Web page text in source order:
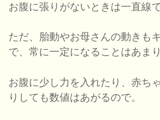
お腹に張りがないときは一直線
ただ、胎動やお母さんの動きも
で、常に一定になることはあま
お腹に少し力を入れたり、赤ち
りしても数値はあがるので。